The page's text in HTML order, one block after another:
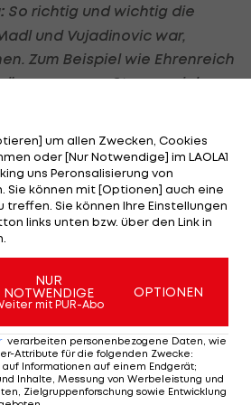
So richtig und wichtig die
und Vujadinovic war,
Zum Beispiel wie Ehrenreich
zum Stammspieler
und Feldhofer nach ihrer
zu kämpfen haben. So oder
nächsten ein, zwei
an der Abwehr feilen
wird Sturms
auf attraktives und
äußerst spannend zu
Erste hat sich Hyballa für
entschieden, in dem die
um allen Zwecken, Cookies
oder [Nur Notwendige] im LAOLA1
uns Peronsalisierung von
Sie können mit [Optionen] auch eine
treffen. Sie können Ihre Einstellungen
links unten bzw. über den Link in
NUR
NOTWENDIGE
mit PUR-Abo
OPTIONEN
verarbeiten personenbezogene Daten, wie
Attribute für die folgenden Zwecke:
Informationen auf einem Endgerät;
Inhalte, Messung von Werbeleistung und
Zielgruppenforschung sowie Entwicklung